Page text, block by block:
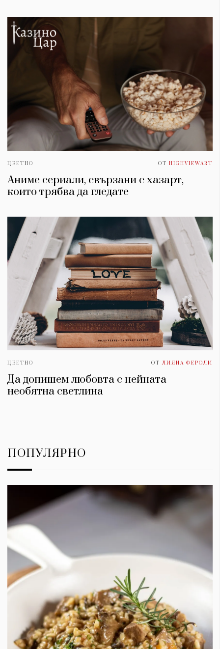
ЦВЕТНО ОТ HIGHVIEWART
Аниме сериали, свързани с хазарт,
които трябва да гледате
ЦВЕТНО ОТ ЛИЯНА ФЕРОЛИ
Да допишем любовта с нейната
необятна светлина
ПОПУЛЯРНО